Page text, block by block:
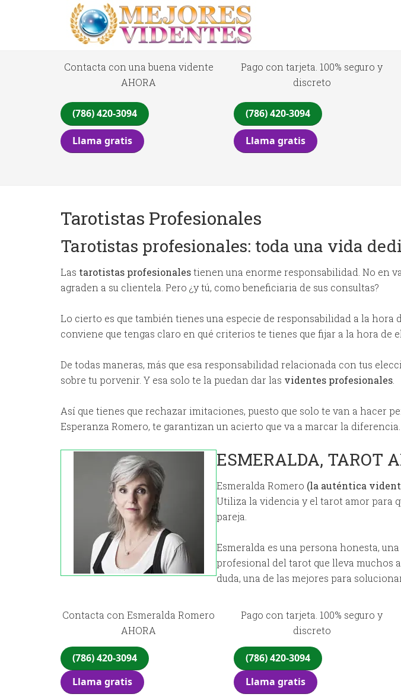
Contacta con una buena vidente
AHORA
(786) 420-3094
Llama gratis
Pago con tarjeta. 100% seguro y
discreto
(786) 420-3094
Llama gratis
Tarotistas Profesionales
Tarotistas profesionales: toda una vida
Las tarotistas profesionalestienen una enorme responsabilidad. No en
agraden a su clientela. Pero ¿y tú, como beneficiaria de sus consultas?
Lo cierto es que también tienes una especie de responsabilidad a la
conviene que tengas claro en qué criterios te tienes que fijar a la hora de
De todas maneras, más que esa responsabilidad relacionada con tus
sobre tu porvenir. Y esa solo te la puedan dar las videntes profesionales
Así que tienes que rechazar imitaciones, puesto que solo te van a hacer
Esperanza Romero, te garantizan un acierto que va a marcar la diferencia.
ESMERALDA, TAROT
Esmeralda Romero (la auténtica
Utiliza la videncia y el tarot amor para
pareja.
Esmeralda es una persona honesta,
profesional del tarot que lleva muchos
duda, una de las mejores para
Contacta con Esmeralda Romero
AHORA
(786) 420-3094
Llama gratis
Pago con tarjeta. 100% seguro y
discreto
(786) 420-3094
Llama gratis